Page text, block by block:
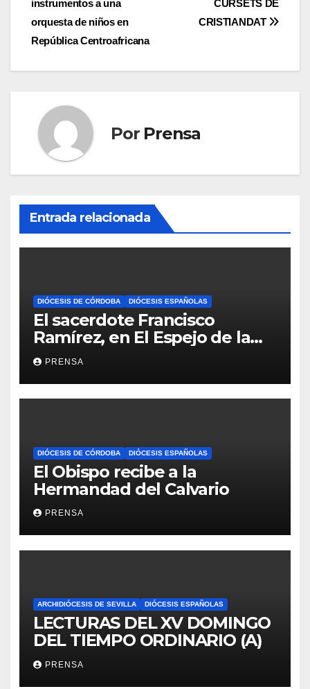
CURSETS DE
CRISTIANDAT
instrumentos a una
orquesta de niños en
República Centroafricana
Por Prensa
Entrada relacionada
DIÓCESIS DE CÓRDOBA DIÓCESIS ESPAÑOLAS
El sacerdote Francisco
Ramírez, en El Espejo de la
Iglesia
PRENSA
DIÓCESIS DE CÓRDOBA DIÓCESIS ESPAÑOLAS
El Obispo recibe a la
Hermandad del Calvario
PRENSA
ARCHIDIÓCESIS DE SEVILLA DIÓCESIS ESPAÑOLAS
LECTURAS DEL XV DOMINGO
DEL TIEMPO ORDINARIO (A)
PRENSA